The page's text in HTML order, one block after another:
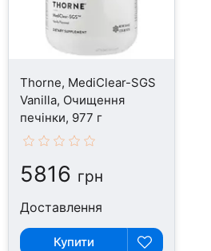
Thorne, MediClear-SGS
Vanilla, Очищення
печінки, 977 г
5816 грн
Доставлення
Купити